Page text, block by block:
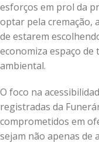
esforços em prol da
optar pela cremação,
de estarem
economiza espaço
ambiental.
O foco na
registradas da
comprometidos em
sejam não apenas de